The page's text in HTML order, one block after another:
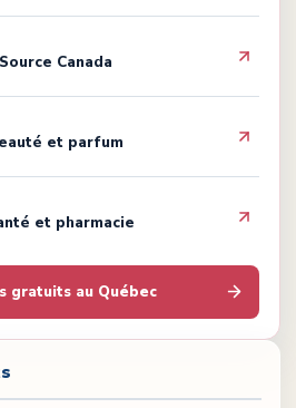
Canada
et parfum
et pharmacie
gratuits au Québec